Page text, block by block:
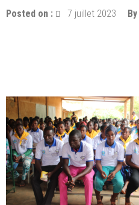
Posted on : 7 juillet 2023 By